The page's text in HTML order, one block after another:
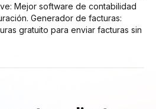
Mejor software de contabilidad
Generador de facturas:
gratuito para enviar facturas sin